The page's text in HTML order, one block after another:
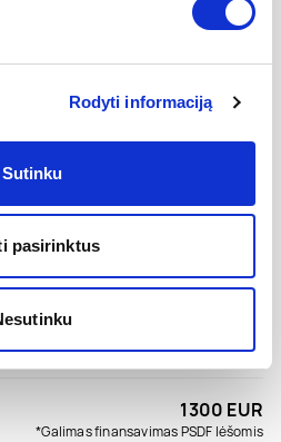
Rodyti informaciją
Sutinku
pasirinktus
2000 EUR
1000 EUR
900 EUR
2000 EUR
850 EUR
1300 EUR
*Galimas finansavimas PSDF lėšomis